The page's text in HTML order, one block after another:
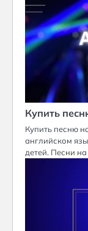
Купить
Купить песню
английском
детей. Песни